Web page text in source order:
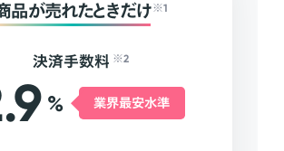
品が売れたときだけ ※1
決済手数料 ※2
% 業界最安水準